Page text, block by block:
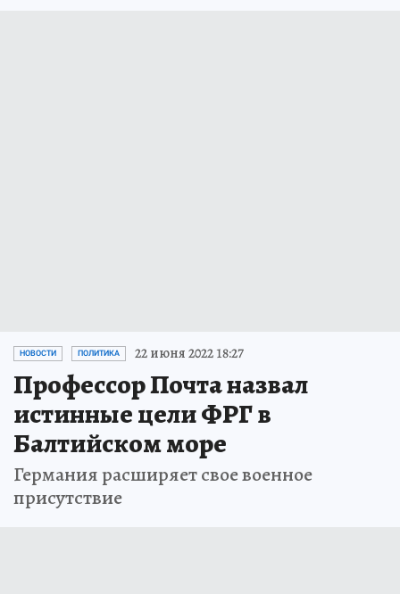
НОВОСТИ ПОЛИТИКА 22 июня 2022 18:27
Профессор Почта назвал
истинные цели ФРГ в
Балтийском море
Германия расширяет свое военное
присутствие